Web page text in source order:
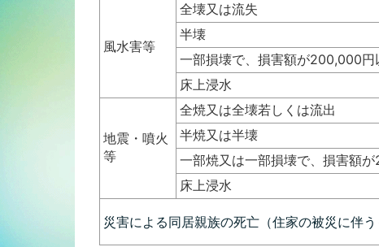
風水害等
全壊又は流失
半壊
一部損壊で、損害額が200,000円
床上浸水
地震・噴火
等
全焼又は全壊若しくは流出
半焼又は半壊
一部焼又は一部損壊で、損害額
床上浸水
災害による同居親族の死亡（住家の被災に伴う